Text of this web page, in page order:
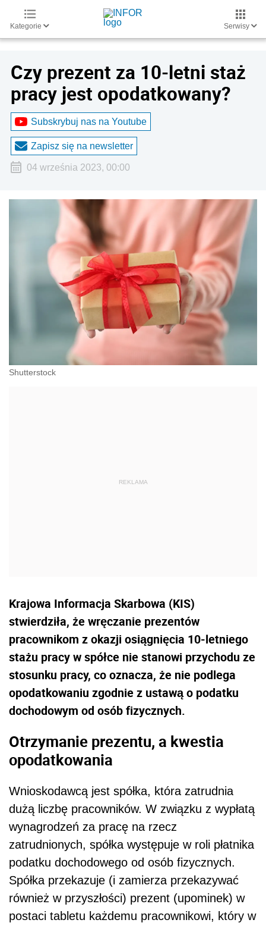
Kategorie Serwisy
Czy prezent za 10-letni staż
pracy jest opodatkowany?
Subskrybuj nas na Youtube
Zapisz się na newsletter
04 września 2023, 00:00
Shutterstock
Krajowa Informacja Skarbowa (KIS)
stwierdziła, żewręczanie prezentów
pracownikom z okazji osiągnięcia 10-letniego
stażu pracy w spółce nie stanowi przychodu ze
stosunku pracy, co oznacza, że nie podlega
opodatkowaniu zgodnie z ustawą o podatku
dochodowym od osób fizycznych.
Otrzymanie prezentu, a kwestia
opodatkowania
Wnioskodawcą jest spółka, która zatrudnia
dużą liczbę pracowników. W związku z wypłatą
wynagrodzeń za pracę na rzecz
zatrudnionych, spółka występuje w roli płatnika
podatku dochodowego od osób fizycznych.
Spółka przekazuje (i zamierza przekazywać
również w przyszłości) prezent (upominek) w
postaci tabletu każdemu pracownikowi, który w